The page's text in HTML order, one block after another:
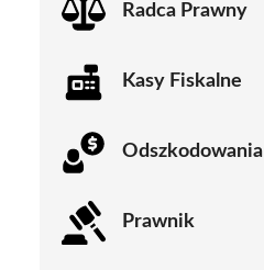
Radca Prawny
Kasy Fiskalne
Odszkodowania
Prawnik